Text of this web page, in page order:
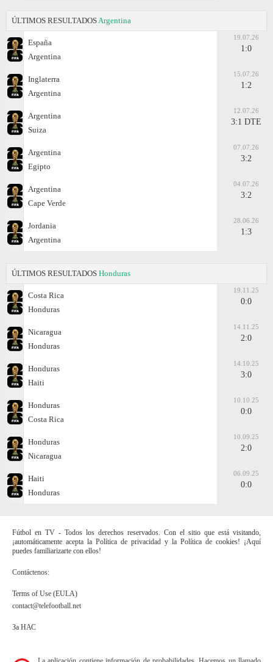
ÚLTIMOS RESULTADOS Argentina
España
Argentina
19.07.26
1:0
Inglaterra
Argentina
15.07.26
1:2
Argentina
Suiza
12.07.26
3:1 DTE
Argentina
Egipto
07.07.26
3:2
Argentina
Cape Verde
04.07.26
3:2
Jordania
Argentina
28.06.26
1:3
ÚLTIMOS RESULTADOS Honduras
Costa Rica
Honduras
19.11.25
0:0
Nicaragua
Honduras
14.11.25
2:0
Honduras
Haiti
14.10.25
3:0
Honduras
Costa Rica
10.10.25
0:0
Honduras
Nicaragua
10.09.25
2:0
Haiti
Honduras
06.09.25
0:0
Fútbol en TV - Todos los derechos reservados. Con el sitio que está visitando,
¡automáticamente acepta la Política de privacidad y la Política de cookies! ¡Aquí
puedes familiarizarte con ellos!
Contáctenos:
Terms of Use (EULA)
contact@telefootball.net
За НАС